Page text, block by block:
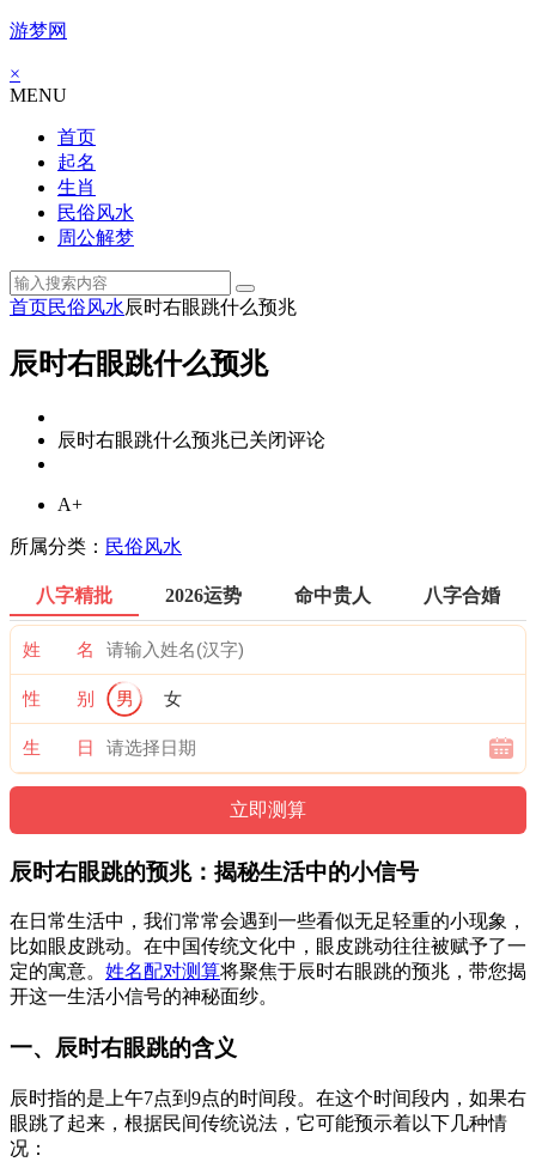
游梦网
×
MENU
首页
起名
生肖
民俗风水
周公解梦
首页民俗风水辰时右眼跳什么预兆
辰时右眼跳什么预兆
辰时右眼跳什么预兆已关闭评论
A+
所属分类： 民俗风水
八字精批 2026运势 命中贵人 八字合婚
姓 名
性 别 男 女
生 日
辰时右眼跳的预兆：揭秘生活中的小信号
在日常生活中，我们常常会遇到一些看似无足轻重的小现象，
比如眼皮跳动。在中国传统文化中，眼皮跳动往往被赋予了一
定的寓意。 姓名配对测算将聚焦于辰时右眼跳的预兆，带您揭
开这一生活小信号的神秘面纱。
一、辰时右眼跳的含义
辰时指的是上午7点到9点的时间段。在这个时间段内，如果右
眼跳了起来，根据民间传统说法，它可能预示着以下几种情
况：